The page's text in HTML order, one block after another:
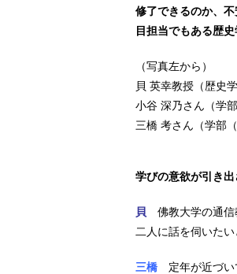
修了できるのか、 不
目担当でもある歴
（写真左から）
貝 英幸教授（歴史
小谷 深乃さん（学
三橋 考さん（学部
学びの意欲が引き
貝 佛教大学の通信
二人に話を伺いた
三橋 定年が近づい